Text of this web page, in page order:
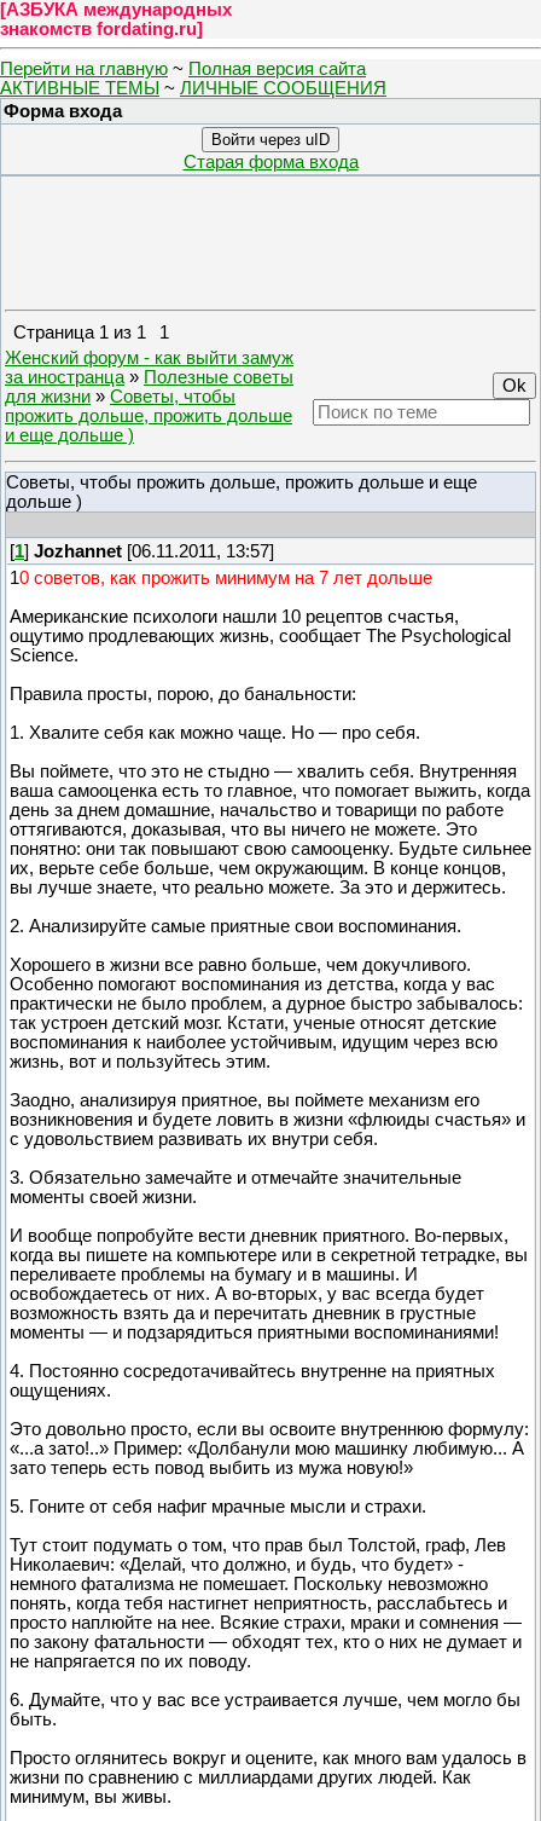
[АЗБУКА международных
знакомств fordating.ru]
Перейти на главную ~ Полная версия сайта
АКТИВНЫЕ ТЕМЫ ~ ЛИЧНЫЕ СООБЩЕНИЯ
Форма входа
Войти через uID
Старая форма входа
Страница 1 из 1
1
Женский форум - как выйти замуж
за иностранца » Полезные советы
для жизни » Советы, чтобы
прожить дольше, прожить дольше
и еще дольше )
Советы, чтобы прожить дольше, прожить дольше и еще
дольше )
[1] Jozhannet [06.11.2011, 13:57]
10 советов, как прожить минимум на 7 лет дольше
Американские психологи нашли 10 рецептов счастья,
ощутимо продлевающих жизнь, сообщает The Psychological
Science.
Правила просты, порою, до банальности:
1. Хвалите себя как можно чаще. Но — про себя.
Вы поймете, что это не стыдно — хвалить себя. Внутренняя
ваша самооценка есть то главное, что помогает выжить, когда
день за днем домашние, начальство и товарищи по работе
оттягиваются, доказывая, что вы ничего не можете. Это
понятно: они так повышают свою самооценку. Будьте сильнее
их, верьте себе больше, чем окружающим. В конце концов,
вы лучше знаете, что реально можете. За это и держитесь.
2. Анализируйте самые приятные свои воспоминания.
Хорошего в жизни все равно больше, чем докучливого.
Особенно помогают воспоминания из детства, когда у вас
практически не было проблем, а дурное быстро забывалось:
так устроен детский мозг. Кстати, ученые относят детские
воспоминания к наиболее устойчивым, идущим через всю
жизнь, вот и пользуйтесь этим.
Заодно, анализируя приятное, вы поймете механизм его
возникновения и будете ловить в жизни «флюиды счастья» и
с удовольствием развивать их внутри себя.
3. Обязательно замечайте и отмечайте значительные
моменты своей жизни.
И вообще попробуйте вести дневник приятного. Во-первых,
когда вы пишете на компьютере или в секретной тетрадке, вы
переливаете проблемы на бумагу и в машины. И
освобождаетесь от них. А во-вторых, у вас всегда будет
возможность взять да и перечитать дневник в грустные
моменты — и подзарядиться приятными воспоминаниями!
4. Постоянно сосредотачивайтесь внутренне на приятных
ощущениях.
Это довольно просто, если вы освоите внутреннюю формулу:
«...а зато!..» Пример: «Долбанули мою машинку любимую... А
зато теперь есть повод выбить из мужа новую!»
5. Гоните от себя нафиг мрачные мысли и страхи.
Тут стоит подумать о том, что прав был Толстой, граф, Лев
Николаевич: «Делай, что должно, и будь, что будет» -
немного фатализма не помешает. Поскольку невозможно
понять, когда тебя настигнет неприятность, расслабьтесь и
просто наплюйте на нее. Всякие страхи, мраки и сомнения —
по закону фатальности — обходят тех, кто о них не думает и
не напрягается по их поводу.
6. Думайте, что у вас все устраивается лучше, чем могло бы
быть.
Просто оглянитесь вокруг и оцените, как много вам удалось в
жизни по сравнению с миллиардами других людей. Как
минимум, вы живы.